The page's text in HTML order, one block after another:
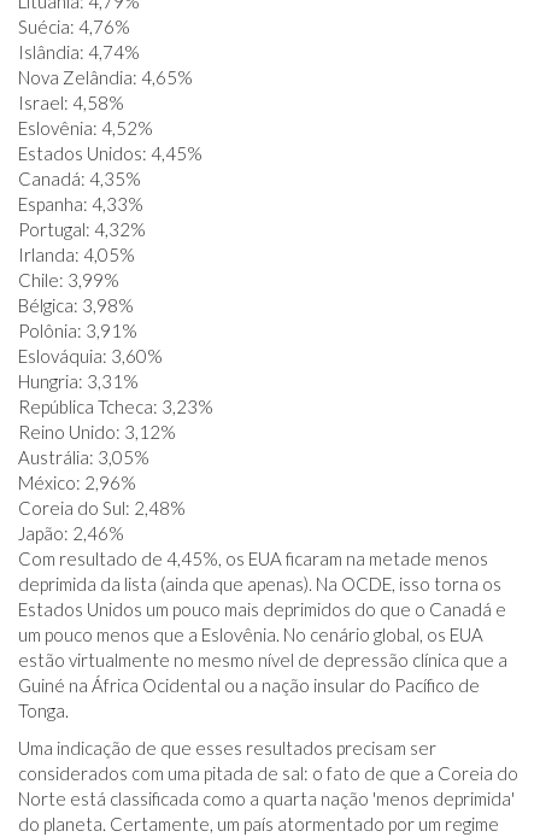
Suécia: 4,76%
Islândia: 4,74%
Nova Zelândia: 4,65%
Israel: 4,58%
Eslovênia: 4,52%
Estados Unidos: 4,45%
Canadá: 4,35%
Espanha: 4,33%
Portugal: 4,32%
Irlanda: 4,05%
Chile: 3,99%
Bélgica: 3,98%
Polônia: 3,91%
Eslováquia: 3,60%
Hungria: 3,31%
República Tcheca: 3,23%
Reino Unido: 3,12%
Austrália: 3,05%
México: 2,96%
Coreia do Sul: 2,48%
Japão: 2,46%
Com resultado de 4,45%, os EUA ficaram na metade menos
deprimida da lista (ainda que apenas). Na OCDE, isso torna os
Estados Unidos um pouco mais deprimidos do que o Canadá e
um pouco menos que a Eslovênia. No cenário global, os EUA
estão virtualmente no mesmo nível de depressão clínica que a
Guiné na África Ocidental ou a nação insular do Pacífico de
Tonga.
Uma indicação de que esses resultados precisam ser
considerados com uma pitada de sal: o fato de que a Coreia do
Norte está classificada como a quarta nação 'menos deprimida'
do planeta. Certamente, um país atormentado por um regime